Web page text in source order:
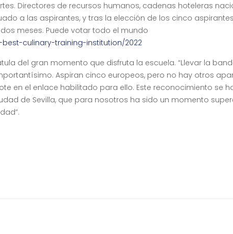
Directores de recursos humanos, cadenas hoteleras
a las aspirantes, y tras la elección de los cinco
meses. Puede votar todo el mundo
culinary-training-institution/2022
del gran momento que disfruta la escuela. “Llevar la
Aspiran cinco europeos, pero no hay otros
en el enlace habilitado para ello. Este reconocimiento se
de Sevilla, que para nosotros ha sido un momento